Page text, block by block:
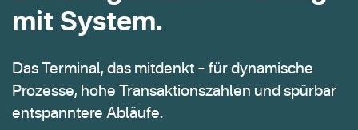
Produktvergleich
Branchen
mit System.
Das Terminal, das mitdenkt – für dynamische
Prozesse, hohe Transaktionszahlen und spürbar
entspanntere Abläufe.